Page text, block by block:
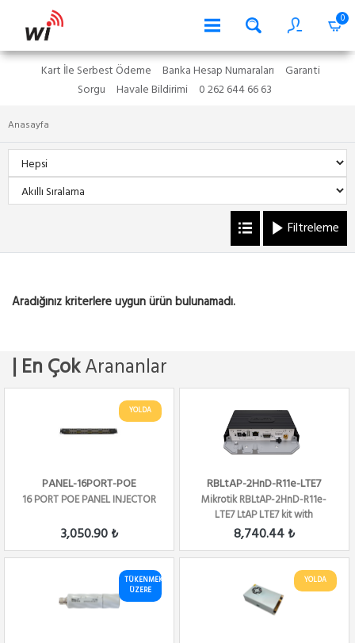
0
Kart İle Serbest Ödeme Banka Hesap Numaraları
Garanti
Sorgu
Havale Bildirimi 0 262 644 66 63
Anasayfa
Filtreleme
Aradığınız kriterlere uygun ürün bulunamadı.
| En ÇokArananlar
YOLDA
PANEL-16PORT-POE
16 PORT POE PANEL INJECTOR
3,050.90 ₺
RBLtAP-2HnD-R11e-LTE7
Mikrotik RBLtAP-2HnD-R11e-
LTE7 LtAP LTE7 kit with
RouterOS L4 license
8,740.44 ₺
TÜKENMEK
ÜZERE
YOLDA